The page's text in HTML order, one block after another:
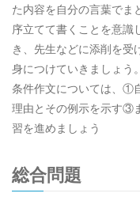
た内容を自分の言葉でま
序立てて書くことを意識
き、先生などに添削を受
身につけていきましょう。
条件作文については、①
理由とその例示を示す③
習を進めましょう
総合問題